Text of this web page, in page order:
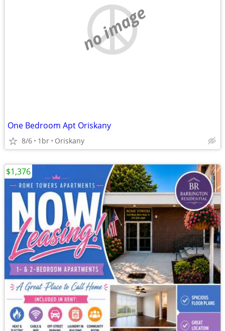
no image
One Bedroom Apt Oriskany
8/6 1br Oriskany
$1,376